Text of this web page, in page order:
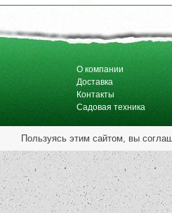
О компании
Доставка
Контакты
Садовая техника
Пользуясь этим сайтом, вы